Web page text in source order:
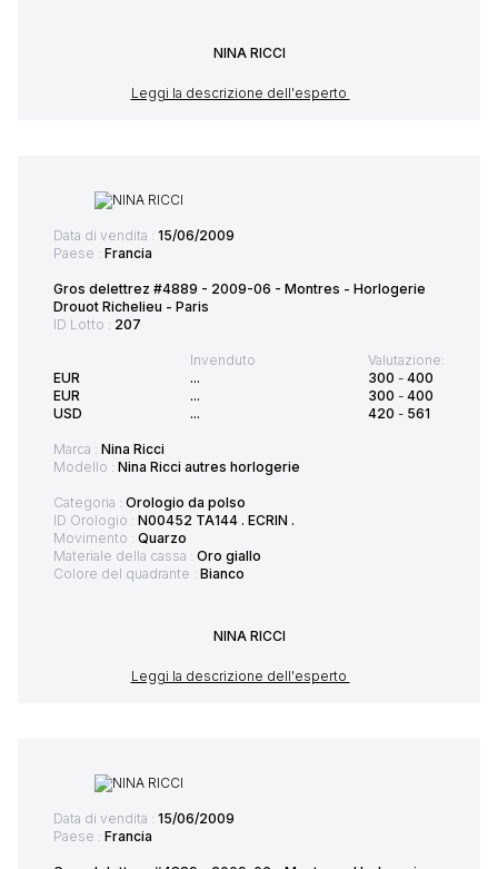
NINA RICCI
Leggi la descrizione dell'esperto
Data di vendita : 15/06/2009
Paese : Francia
Gros delettrez #4889 - 2009-06 - Montres - Horlogerie
Drouot Richelieu - Paris
ID Lotto : 207
EUR
EUR
USD
Invenduto
...
...
...
Valutazione:
300 - 400
300 - 400
420 - 561
Marca : Nina Ricci
Modello : Nina Ricci autres horlogerie
Categoria : Orologio da polso
ID Orologio : N00452 TA144 . ECRIN .
Movimento : Quarzo
Materiale della cassa : Oro giallo
Colore del quadrante : Bianco
NINA RICCI
Leggi la descrizione dell'esperto
Data di vendita : 15/06/2009
Paese : Francia